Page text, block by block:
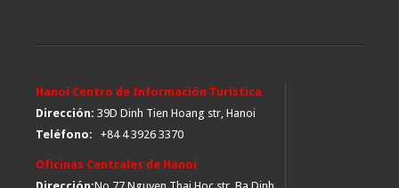
Hanoi Centro de Información Turística
Dirección: 39D Dinh Tien Hoang str, Hanoi
Teléfono:
+84 4 3926 3370
Oficinas Centrales de Hanoi